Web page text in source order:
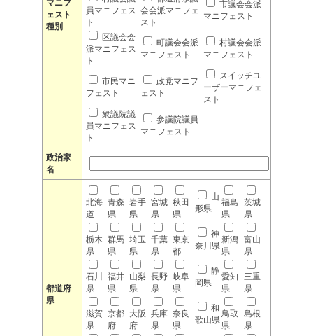
マニフ
ェスト
種別
員マニフェス
ト
会会派マニフェ
スト
市議会会派
マニフェスト
区議会会
派マニフェス
ト
町議会会派
マニフェスト
村議会会派
マニフェスト
市民マニ
フェスト
政党マニフ
ェスト
スイッチユ
ーザーマニフェ
スト
衆議院議
員マニフェス
ト
参議院議員
マニフェスト
政治家
名
都道府
県
北海
道
青森
県
岩手
県
宮城
県
秋田
県
山
形県
福島
県
茨城
県
栃木
県
群馬
県
埼玉
県
千葉
県
東京
都
神
奈川県
新潟
県
富山
県
石川
県
福井
県
山梨
県
長野
県
岐阜
県
静
岡県
愛知
県
三重
県
滋賀
県
京都
府
大阪
府
兵庫
県
奈良
県
和
歌山県
鳥取
県
島根
県